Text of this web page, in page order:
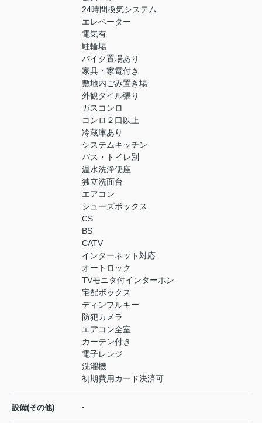
24時間換気システム
エレベーター
電気有
駐輪場
バイク置場あり
家具・家電付き
敷地内ごみ置き場
外観タイル張り
ガスコンロ
コンロ２口以上
冷蔵庫あり
システムキッチン
バス・トイレ別
温水洗浄便座
独立洗面台
エアコン
シューズボックス
CS
BS
CATV
インターネット対応
オートロック
TVモニタ付インターホン
宅配ボックス
ディンプルキー
防犯カメラ
エアコン全室
カーテン付き
電子レンジ
洗濯機
初期費用カード決済可
設備(その他) -